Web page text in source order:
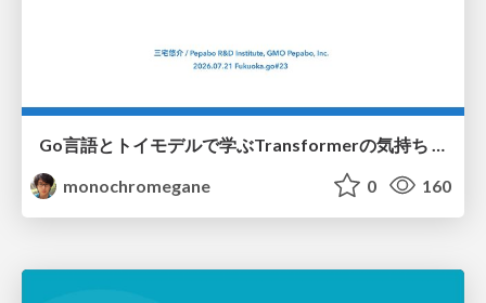
monochromegane
0 160